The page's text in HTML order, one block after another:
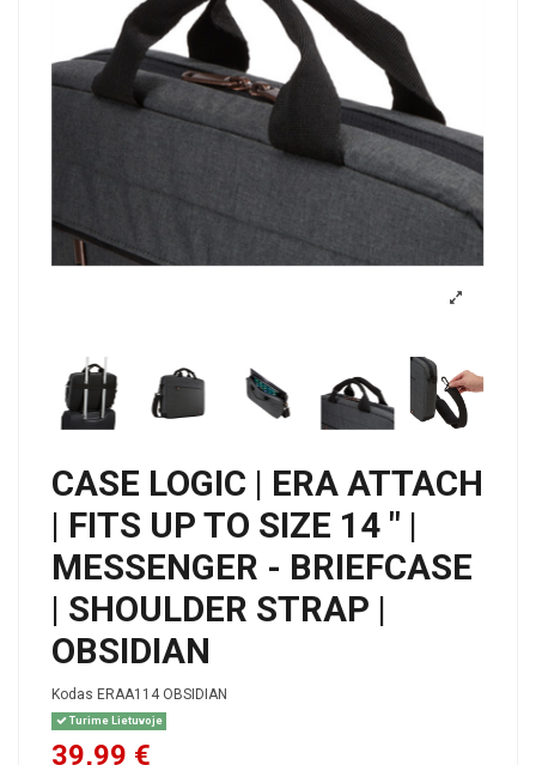
CASE LOGIC | ERA ATTACH
| FITS UP TO SIZE 14 " |
MESSENGER - BRIEFCASE
| SHOULDER STRAP |
OBSIDIAN
Kodas ERAA114 OBSIDIAN
Turime Lietuvoje
39,99 €